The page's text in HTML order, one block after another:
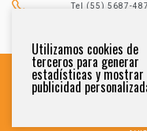
Tel (55) 5687-
Utilizamos cookies de
terceros para generar
estadísticas y mostrar
publicidad